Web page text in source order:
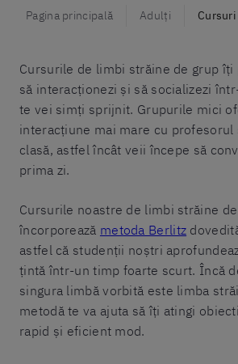
Pagina principală Adulți
Cursurile de limbi străine de grup îți
să interacționezi și să socializezi
te vei simți sprijnit. Grupurile mici
interacțiune mai mare cu profesorul
clasă, astfel încât veii începe să
prima zi.
Cursurile noastre de limbi străine
încorporează metoda Berlitz
astfel că studenții noștri
țintă într-un timp foarte scurt. Încă
singura limbă vorbită este limba
metodă te va ajuta să îți atingi
rapid și eficient mod.